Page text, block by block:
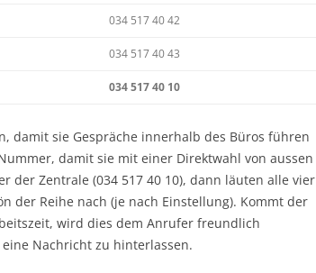
034 517 40 42
034 517 40 43
034 517 40 10
damit sie Gespräche innerhalb des Büros führen
damit sie mit einer Direktwahl von aussen
der Zentrale (034 517 40 10), dann läuten alle vier
der Reihe nach (je nach Einstellung). Kommt der
wird dies dem Anrufer freundlich
Nachricht zu hinterlassen.